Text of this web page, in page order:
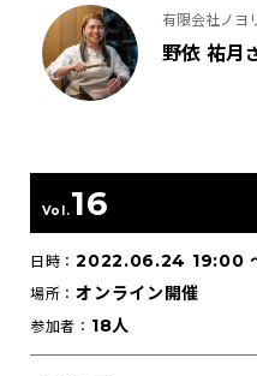
有限会社ノヨ
野依 祐月
Vol.16
日時：2022.06.24 19:00
場所：オンライン開催
参加者： 18人